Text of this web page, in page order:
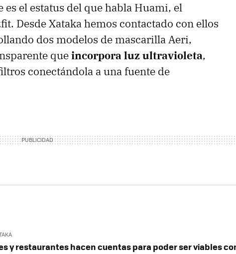
el estatus del que habla Huami, el
Desde Xataka hemos contactado con ellos
dos modelos de mascarilla Aeri,
queincorpora luz ultravioleta,
conectándola a una fuente de
y restaurantes hacen cuentas para poder ser viables